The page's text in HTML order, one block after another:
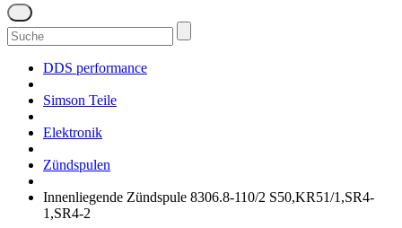
Suchen
nach:
DDS performance
Simson Teile
Elektronik
Zündspulen
Innenliegende Zündspule 8306.8-110/2 S50,KR51/1,SR4-
1,SR4-2